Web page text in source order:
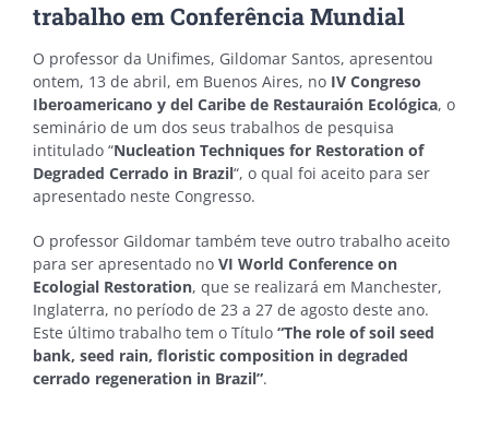
trabalho em Conferência Mundial
O professor da Unifimes, Gildomar Santos, apresentou
ontem, 13 de abril, em Buenos Aires, no IV Congreso
Iberoamericano y del Caribe de Restauraión Ecológica, o
seminário de um dos seus trabalhos de pesquisa
intitulado “Nucleation Techniques for Restoration of
Degraded Cerrado in Brazil“, o qual foi aceito para ser
apresentado neste Congresso.
O professor Gildomar também teve outro trabalho aceito
para ser apresentado no VI World Conference on
Ecologial Restoration, que se realizará em Manchester,
Inglaterra, no período de 23 a 27 de agosto deste ano.
Este último trabalho tem o Título “The role of soil seed
bank, seed rain, floristic composition in degraded
cerrado regeneration in Brazil”.